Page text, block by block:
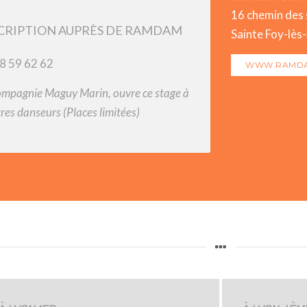
AUPRÈS DE RAMDAM
59 62 62
Maguy Marin, ouvre ce stage à
danseurs (Places limitées)
16 chemin
Sainte Foy-